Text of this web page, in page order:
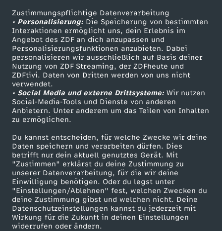
Zustimmungspflichtige Datenverarbeitung
• Personalisierung:Die Speicherung von bestimmten
Interaktionen ermöglicht uns, dein Erlebnis im
Angebot des ZDF an dich anzupassen und
Personalisierungsfunktionen anzubieten. Dabei
personalisieren wir ausschließlich auf Basis deiner
Nutzung von ZDF Streaming, der ZDFheute und
ZDFtivi. Daten von Dritten werden von uns nicht
verwendet.
• Social Media und externe Drittsysteme:Wir nutzen
Social-Media-Tools und Dienste von anderen
Anbietern. Unter anderem um das Teilen von Inhalten
zu ermöglichen.
Du kannst entscheiden, für welche Zwecke wir deine
Daten speichern und verarbeiten dürfen. Dies
betrifft nur dein aktuell genutztes Gerät. Mit
"Zustimmen" erklärst du deine Zustimmung zu
unserer Datenverarbeitung, für die wir deine
Einwilligung benötigen. Oder du legst unter
"Einstellungen/Ablehnen" fest, welchen Zwecken du
deine Zustimmung gibst und welchen nicht. Deine
Datenschutzeinstellungen kannst du jederzeit mit
Wirkung für die Zukunft in deinen Einstellungen
widerrufen oder ändern.
Kaffeevariationen von Alessandro Metafune
Herunterladen
99 KB (PDF)
Linsen-Bowl mit gebackener Rote Bete
Herunterladen
67 KB (PDF)
Herunterladen
66 KB (PDF)
Beef Tri-Tip mit Süßkartoffel-Wedges
Herunterladen
21 KB (PDF)
Panettone-Pudding mit Orangensoße